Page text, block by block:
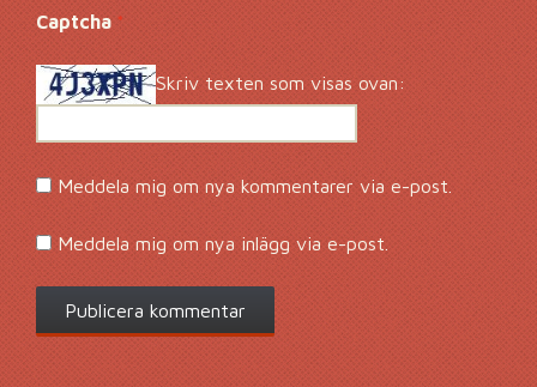
Captcha*
Skriv texten som visas ovan:
Meddela mig om nya kommentarer via e-post.
Meddela mig om nya inlägg via e-post.